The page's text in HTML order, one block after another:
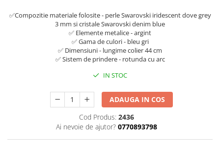
✅Compozitie materiale folosite - perle Swarovski iridescent dove grey
3 mm si cristale Swarovski denim blue
✅ Elemente metalice - argint
✅ Gama de culori - bleu gri
✅ Dimensiuni - lungime colier 44 cm
✅ Sistem de prindere - rotunda cu arc
IN STOC
ADAUGA IN COS
Cod Produs: 2436
Ai nevoie de ajutor? 0770893798